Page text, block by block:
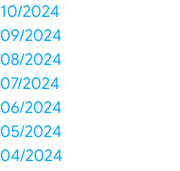
10/2024
09/2024
08/2024
07/2024
06/2024
05/2024
04/2024